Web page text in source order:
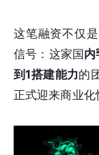
这笔融资不仅
信号：这家国 内
到1搭建能力的
正式迎来商业化